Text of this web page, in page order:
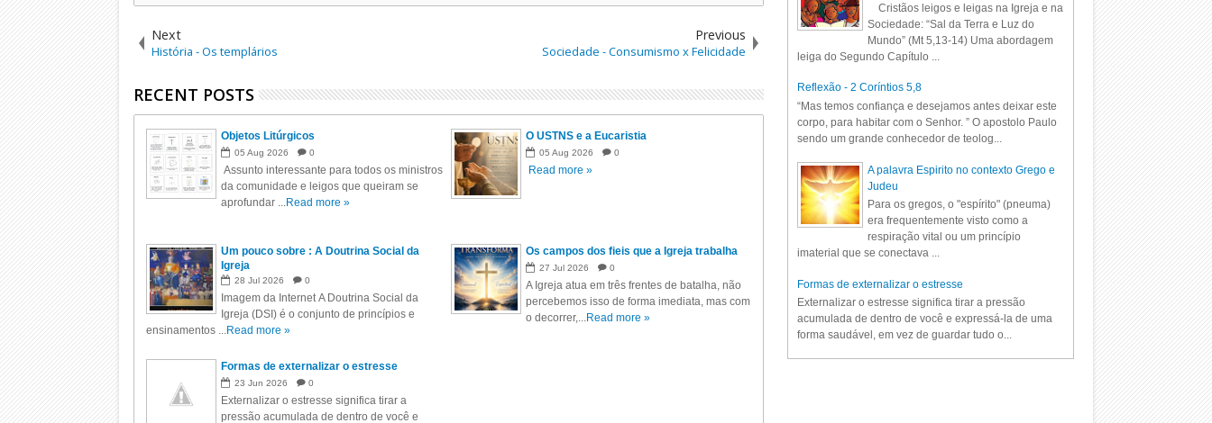
Next
História - Os templários
Previous
Sociedade - Consumismo x Felicidade
RECENT POSTS
Objetos Litúrgicos
05 Aug 2026 0
Assunto interessante para todos os ministros
da comunidade e leigos que queiram se
aprofundar ...Read more »
O USTNS e a Eucaristia
05 Aug 2026 0
Read more »
Um pouco sobre : A Doutrina Social da
Igreja
28 Jul 2026 0
Imagem da Internet A Doutrina Social da
Igreja (DSI) é o conjunto de princípios e
ensinamentos ...Read more »
Os campos dos fieis que a Igreja trabalha
27 Jul 2026 0
A Igreja atua em três frentes de batalha, não
percebemos isso de forma imediata, mas com
o decorrer,...Read more »
Formas de externalizar o estresse
23 Jun 2026 0
Externalizar o estresse significa tirar a
pressão acumulada de dentro de você e
Cristãos leigos e leigas na Igreja e na
Sociedade: “Sal da Terra e Luz do
Mundo” (Mt 5,13-14) Uma abordagem
leiga do Segundo Capítulo ...
Reflexão - 2 Coríntios 5,8
“Mas temos confiança e desejamos antes deixar este
corpo, para habitar com o Senhor. ” O apostolo Paulo
sendo um grande conhecedor de teolog...
A palavra Espirito no contexto Grego e
Judeu
Para os gregos, o "espírito" (pneuma)
era frequentemente visto como a
respiração vital ou um princípio
imaterial que se conectava ...
Formas de externalizar o estresse
Externalizar o estresse significa tirar a pressão
acumulada de dentro de você e expressá-la de uma
forma saudável, em vez de guardar tudo o...